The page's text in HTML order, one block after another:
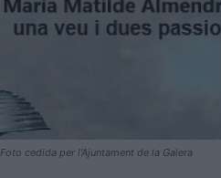
Foto cedida per l'Ajuntament de la Galera